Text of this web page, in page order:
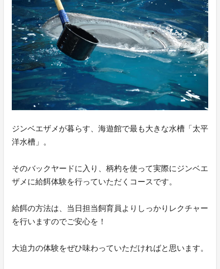
ジンベエザメが暮らす、海遊館で最も大きな水槽「太平
洋水槽」。
そのバックヤードに入り、柄杓を使って実際にジンベエ
ザメに給餌体験を行っていただくコースです。
給餌の方法は、当日担当飼育員よりしっかりレクチャー
を行いますのでご安心を！
大迫力の体験をぜひ味わっていただければと思います。